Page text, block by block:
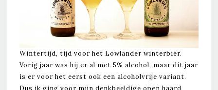
Wintertijd, tijd voor het Lowlander winterbier.
Vorig jaar was hij er al met 5% alcohol, maar dit jaar
is er voor het eerst ook een alcoholvrije variant.
Dus ik ging voor mijn denkbeeldige open haard